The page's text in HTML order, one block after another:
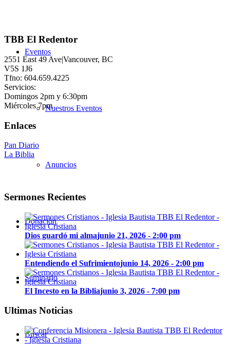
Eventos
Nuestros Eventos
Anuncios
Donación
Seminario
Buscar
TBB El Redentor
2551 East 49 Ave|Vancouver, BC
V5S 1J6
Tfno: 604.659.4225
Servicios:
Domingos 2pm y 6:30pm
Miércoles 7pm
Enlaces
Pan Diario
La Biblia
Sermones Recientes
Dios guardó mi almajunio 21, 2026 - 2:00 pm
Entendiendo el Sufrimientojunio 14, 2026 - 2:00 pm
El Incesto en la Bibliajunio 3, 2026 - 7:00 pm
Ultimas Noticias